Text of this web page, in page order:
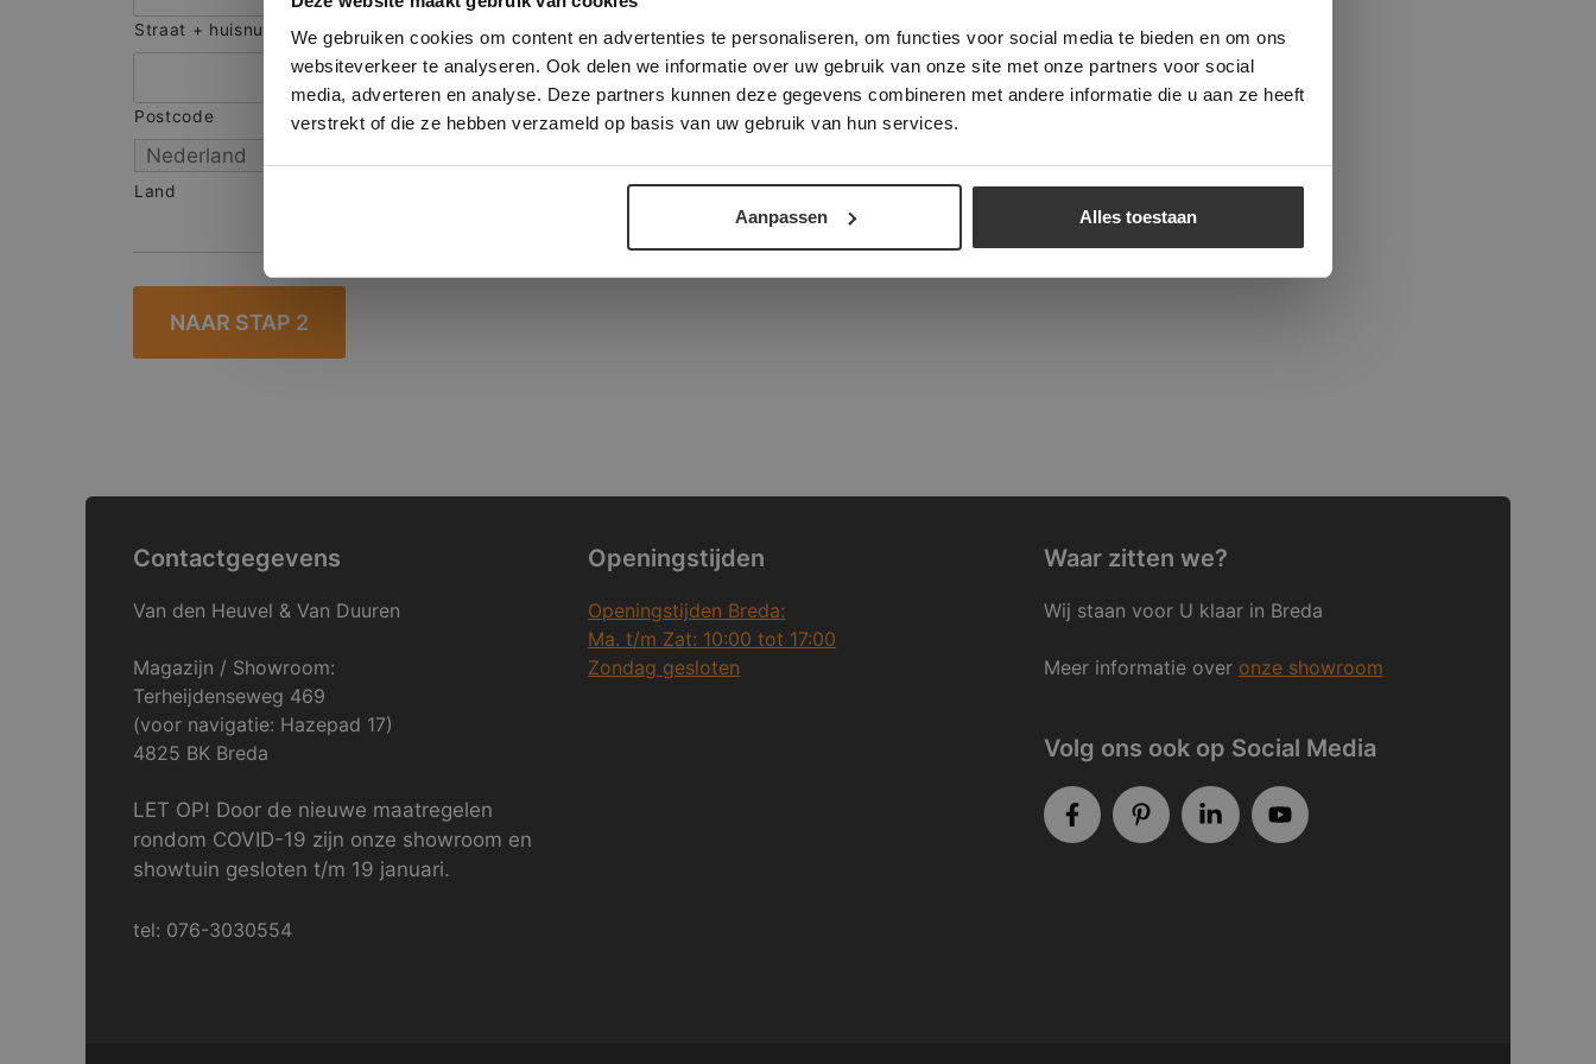
We gebruiken cookies om content en advertenties te personaliseren, om functies voor social media te bieden en om ons
websiteverkeer te analyseren. Ook delen we informatie over uw gebruik van onze site met onze partners voor social
media, adverteren en analyse. Deze partners kunnen deze gegevens combineren met andere informatie die u aan ze heeft
verstrekt of die ze hebben verzameld op basis van uw gebruik van hun services.
Aanpassen Alles toestaan
Straat + huisnummer
Postcode Stad
Land
Contactgegevens
Van den Heuvel & Van Duuren
Magazijn / Showroom:
Terheijdenseweg 469
(voor navigatie: Hazepad 17)
4825 BK Breda
LET OP! Door de nieuwe maatregelen
rondom COVID-19 zijn onze showroom en
showtuin gesloten t/m 19 januari.
tel: 076-3030554
Openingstijden
Openingstijden Breda:
Ma. t/m Zat: 10:00 tot 17:00
Zondag gesloten
Waar zitten we?
Wij staan voor U klaar in Breda
Meer informatie over onze showroom
Volg ons ook op Social Media
onze website geeft u toestemming voor alle cookies in overeenstemming met ons cookiebeleid.
verder
ALLES ACCEPTEREN ALLES AFWIJZEN